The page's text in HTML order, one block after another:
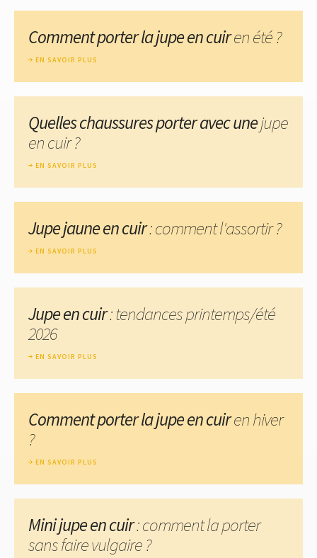
Comment porter la jupe en cuiren été ?
EN SAVOIR PLUS
Quelles chaussures porter avec unejupe
en cuir ?
EN SAVOIR PLUS
Jupe jaune en cuir: comment l'assortir ?
EN SAVOIR PLUS
Jupe en cuir: tendances printemps/été
2026
EN SAVOIR PLUS
Comment porter la jupe en cuiren hiver
?
EN SAVOIR PLUS
Mini jupe en cuir: comment la porter
sans faire vulgaire ?